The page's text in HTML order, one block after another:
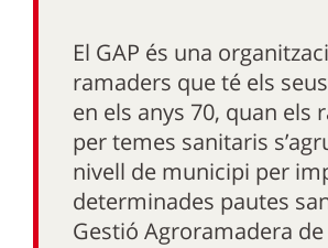
El GAP és una
ramaders que té els
en els anys 70, quan els
per temes sanitaris
nivell de municipi per
determinades pautes
Gestió Agroramadera